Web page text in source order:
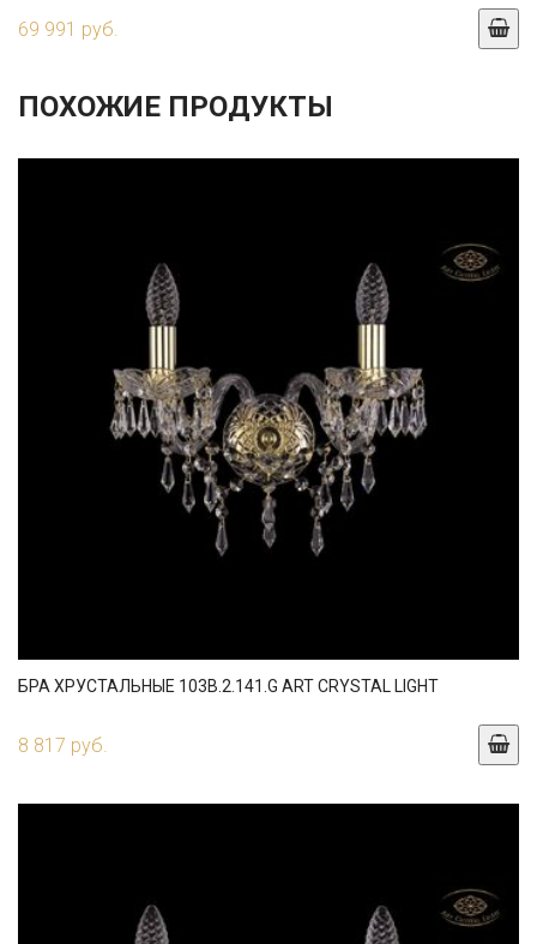
69 991 руб.
ПОХОЖИЕ ПРОДУКТЫ
БРА ХРУСТАЛЬНЫЕ 103B.2.141.G ART CRYSTAL LIGHT
8 817 руб.